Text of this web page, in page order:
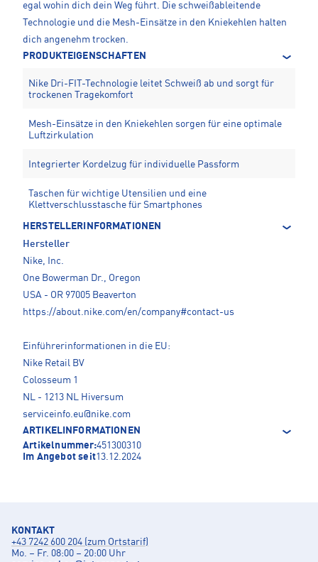
egal wohin dich dein Weg führt. Die schweißableitende
Technologie und die Mesh-Einsätze in den Kniekehlen halten
dich angenehm trocken.
PRODUKTEIGENSCHAFTEN
Nike Dri-FIT-Technologie leitet Schweiß ab und sorgt für
trockenen Tragekomfort
Mesh-Einsätze in den Kniekehlen sorgen für eine optimale
Luftzirkulation
Integrierter Kordelzug für individuelle Passform
Taschen für wichtige Utensilien und eine
Klettverschlusstasche für Smartphones
HERSTELLERINFORMATIONEN
Hersteller
Nike, Inc.
One Bowerman Dr., Oregon
USA - OR 97005 Beaverton
https://about.nike.com/en/company#contact-us
Einführerinformationen in die EU:
Nike Retail BV
Colosseum 1
NL - 1213 NL Hiversum
serviceinfo.eu@nike.com
ARTIKELINFORMATIONEN
Artikelnummer:451300310
Im Angebot seit13.12.2024
KONTAKT
+43 7242 600 204 (zum Ortstarif)
Mo. – Fr. 08:00 – 20:00 Uhr